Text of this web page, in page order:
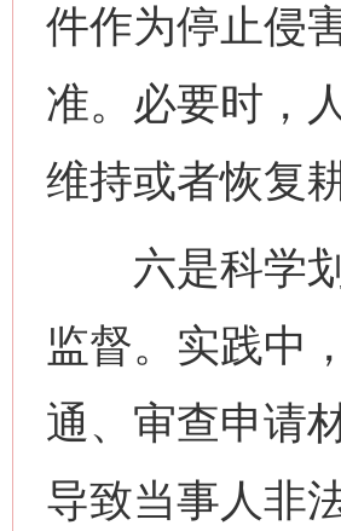
件作为停止侵
准。必要时，
维持或者恢复
六是科学划
监督。实践中
通、审查申请
导致当事人非